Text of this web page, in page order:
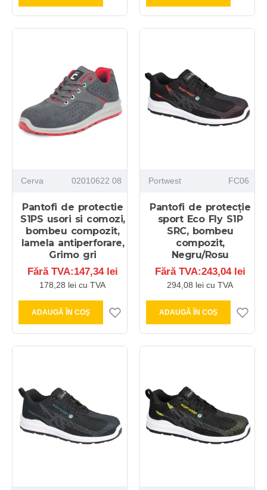
Cerva 02010622 08
Pantofi de protectie
S1PS usori si comozi,
bombeu compozit,
lamela antiperforare,
Grimo gri
Fără TVA:147,34 lei
178,28 lei cu TVA
ADAUGĂ ÎN COŞ
Portwest FC06
Pantofi de protecție
sport Eco Fly S1P
SRC, bombeu
compozit,
Negru/Rosu
Fără TVA:243,04 lei
294,08 lei cu TVA
ADAUGĂ ÎN COŞ